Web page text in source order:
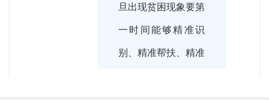
旦出现贫困现象要第
一时间能够精准识
别、精准帮扶、精准